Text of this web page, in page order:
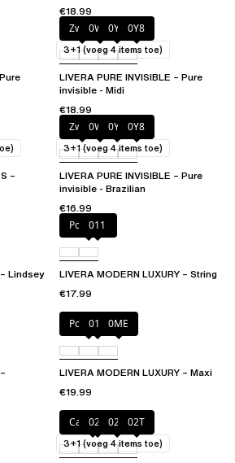
€18.99
Zwart0WU0Y3 0Y8
LIVERA PURE INVISIBLE – Pure
invisible - Midi
€18.99
3+1 (voeg 4 items toe)
–
Zwart0WU0Y3 0Y8
LIVERA PURE INVISIBLE – Pure
invisible - Brazilian
€16.99
3+1 (voeg 4 items toe)
Lindsey
Polignac
011
LIVERA MODERN LUXURY – String
€17.99
Polignac
011 0ME
LIVERA MODERN LUXURY – Maxi
€19.99
Capuccino
020 02E 02T
3+1 (voeg 4 items toe)